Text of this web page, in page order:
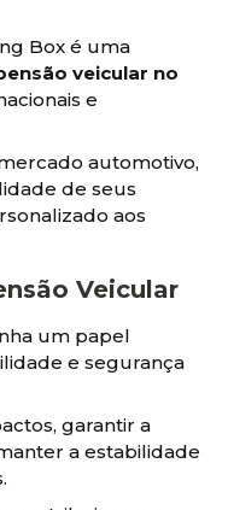
Box é uma
veicular no
e
automotivo,
de seus
aos
Veicular
um papel
e segurança
garantir a
a estabilidade